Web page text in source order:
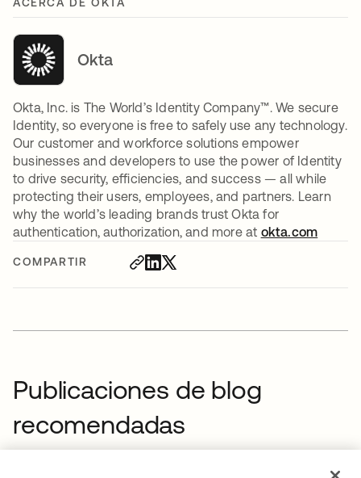
COMPARTIR
Okta
Okta, Inc. is The World’s Identity Company™. We secure
Identity, so everyone is free to safely use any technology.
Our customer and workforce solutions empower
businesses and developers to use the power of Identity
to drive security, efficiencies, and success — all while
protecting their users, employees, and partners. Learn
why the world’s leading brands trust Okta for
authentication, authorization, and more at okta.com
Publicaciones de blog
recomendadas